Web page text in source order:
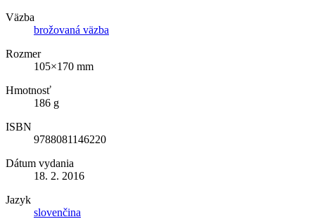
Väzba
brožovaná väzba
Rozmer
105×170 mm
Hmotnosť
186 g
ISBN
9788081146220
Dátum vydania
18. 2. 2016
Jazyk
slovenčina